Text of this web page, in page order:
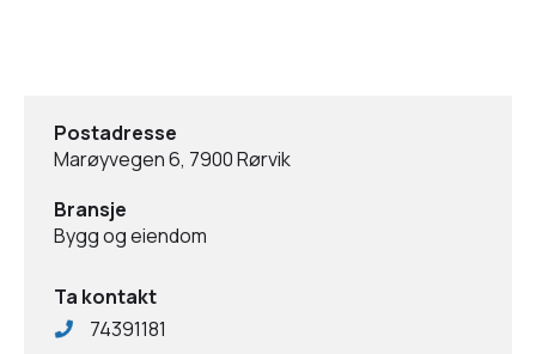
Postadresse
Marøyvegen 6, 7900 Rørvik
Bransje
Bygg og eiendom
Ta kontakt
74391181